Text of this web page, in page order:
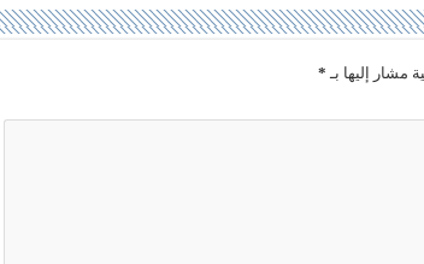
مشار إليها بـ *